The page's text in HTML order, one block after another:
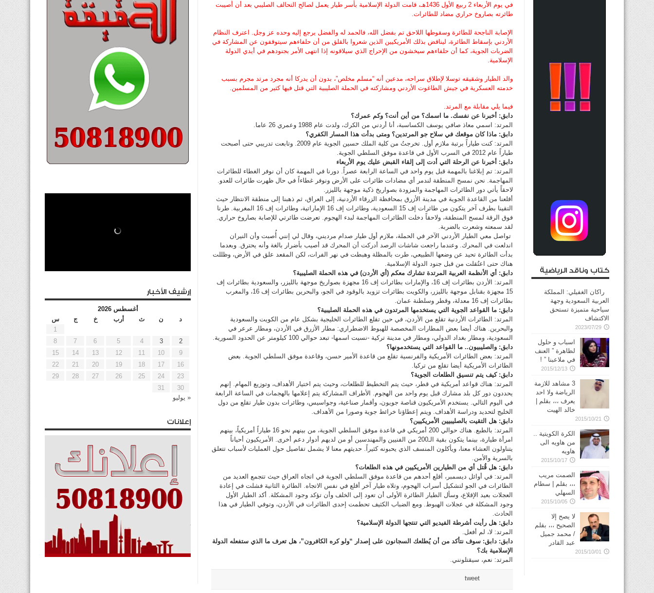
في يوم الأربعاء 2 ربيع الأول 1436هـ، قامت الدولة الإسلامية بأسر طيار يعمل لصالح التحالف الصليبي بعد أن أُصيبت
طائرته بصاروخ حراري مضاد للطائرات.
الإصابة الناجحة للطائرة وسقوطها اللاحق تم بفضل الله، فالحمد له والفضل يرجع إليه وحده عز وجل. اعترف النظام
الأردني بإسقاط الطائرة، ليناقض بذلك الأمريكيين الذين شعروا بالقلق من أن حلفاءهم سيتوقفون عن المشاركة في
الضربات الجوية، كما أن حلفاءهم سيخشون من الإحراج الذي سيلاقونه إذا انتهى الأمر بجنودهم في أيدي الدولة
الإسلامية.
والد الطيار وشقيقه توسلا لإطلاق سراحه، مدعين أنه “مسلم مخلص”، بدون أن يدركا أنه مجرد مرتد مجرم بسبب
خدمته العسكرية في جيش الطاغوت الأردني ومشاركته في الحملة الصليبية التي قتل فيها كثير من المسلمين.
فيما يلي مقابلة مع المرتد.
دابق: أخبرنا عن نفسك. ما اسمك؟ من أين أنت؟ وكم عمرك؟
المرتد: اسمي معاذ صافي يوسف الكساسبة، أنا أردني من الكرك، ولدت عام 1988 وعمري 26 عاما.
دابق: ماذا كان موقعك في سلاح جو المرتدين؟ ومتى بدأت هذا المسار الكفري؟
المرتد: كنت طياراً برتبة ملازم أول. تخرجتُ من كلية الملك حسين الجوية عام 2009. وتابعت تدريبي حتى أصبحت
طياراً عام 2012 في السرب الأول في قاعدة موفق السلطي الجوية.
دابق: أخبرنا عن الرحلة التي أدت إلى إلقاء القبض عليك يوم الأربعاء
المرتد: تم إبلاغنا بالمهمة قبل يوم واحد في الساعة الرابعة عصراً. دورنا في المهمة كان أن نوفر الغطاء للطائرات
المهاجمة. نحن نمسح المنطقة لندمر أي مضادات طائرات على الأرض ونوفر غطاءاً في حال ظهرت طائرات للعدو.
لاحقاً يأتي دور الطائرات المهاجمة والمزودة بصواريخ ذكية موجهة بالليزر.
أقلعنا من القاعدة الجوية في مدينة الأزرق بمحافظة الزرقاء الأردنية، إلى العراق، ثم ذهبنا إلى منطقة الانتظار حيث
التقينا بطرف آخر يتكون من طائرات إف 15 السعودية، وطائرات إف 16 الإماراتية، وطائرات إف 16 المغربية. طرنا
فوق الرقة لمسح المنطقة، ولاحقاً دخلت الطائرات المهاجمة لبدء الهجوم. تعرضت طائرتي للإصابة بصاروخ حراري.
لقد سمعته وشعرت بالضربة.
تواصل معي الطيار الأردني الآخر في الحملة، ملازم أول طيار صدام مرديني، وقال لي إنني أُصبت وأن النيران
اندلعت في المحرك. وعندما راجعت شاشات الرصد أدركت أن المحرك قد أصيب بأضرار بالغة وأنه يحترق. وبعدما
بدأت الطائرة تحيد عن وضعها الطبيعي، طرت بالمظلة وهبطت في نهر الفرات، لكن المقعد علق في الأرض، وظللت
هناك حتى اعتُقلت من قبل جنود الدولة الإسلامية.
دابق: أي الأنظمة العربية المرتدة تشارك معكم (أي الأردن) في هذه الحملة الصليبية؟
المرتد: الأردن بطائرات إف 16، والإمارات بطائرات إف 16 مجهزة بصواريخ موجهة بالليزر، والسعودية بطائرات إف
15 مجهزة بقنابل موجهة بالليزر، والكويت بطائرات تزويد بالوقود في الجو، والبحرين بطائرات إف 16، والمغرب
بطائرات إف 16 معدلة، وقطر وسلطنة عمان.
دابق: ما القواعد الجوية التي يستخدمها المرتدون في هذه الحملة الصليبية؟
المرتد: الطائرات الأردنية تقلع من الأردن، في حين تقلع الطائرات الخليجية بشكل عام من الكويت والسعودية
والبحرين. هناك أيضا بعض المطارات المخصصة للهبوط الاضطراري: مطار الأزرق في الأردن، ومطار عرعر في
السعودية، ومطار بغداد الدولي، ومطار في مدينة تركية -نسيت اسمها- تبعد حوالي 100 كيلومتر عن الحدود السورية.
دابق: والصليبيون.. ما القواعد التي يستخدمونها؟
المرتد: بعض الطائرات الأمريكية والفرنسية تقلع من قاعدة الأمير حسن، وقاعدة موفق السلطي الجوية. بعض
الطائرات الأمريكية أيضا تقلع من تركيا.
دابق: كيف يتم تنسيق الطلعات الجوية؟
المرتد: هناك قواعد أمريكية في قطر، حيث يتم التخطيط للطلعات، وحيث يتم اختيار الأهداف، وتوزيع المهام. إنهم
يحددون دور كل بلد مشارك قبل يوم واحد من الهجوم. الأطراف المشاركة يتم إعلامها بالهجمات في الساعة الرابعة
في اليوم التالي. يستخدم الأمريكيون قناصة جويون، وأقمار صناعية، وجواسيس، وطائرات بدون طيار تقلع من دول
الخليج لتحديد ودراسة الأهداف. ويتم إعطاؤنا خرائط جوية وصورا من الأهداف.
دابق: هل التقيت بالصليبيين الأمريكيين؟
المرتد: بالطبع. هناك حوالي 200 أمريكي في قاعدة موفق السلطي الجوية، من بينهم نحو 16 طياراً أمريكياً، بينهم
امرأة طيارة، بينما يتكون بقية الـ200 من الفنيين والمهندسين أو من لديهم أدوار دعم أخرى. الأمريكيون أحياناً
يتناولون العشاء معنا، ويأكلون المنسف الذي يحبونه كثيراً. حديثهم معنا لا يشمل تفاصيل حول العمليات لأسباب تتعلق
بالسرية والأمن.
دابق: هل قُتل أي من الطيارين الأمريكيين في هذه الطلعات؟
المرتد: في أوائل ديسمبر، أقلع أحدهم من قاعدة موفق السلطي الجوية في اتجاه العراق حيث تتجمع العديد من
الطائرات في الجو لتشكيل أسراب الهجوم، وتلاه طيار آخر أقلع في نفس الاتجاه. الطائرة الثانية فشلت في إعادة
العجلات بعيد الإقلاع، وسأل الطيار الطائرة الأولى أن تعود إلى الخلف وأن تؤكد وجود المشكلة. أكد الطيار الأول
وجود المشكلة في عجلات الهبوط. ومع الضباب الكثيف تحطمت إحدى الطائرات في الأردن، وتوفي الطيار في هذا
الحادث.
دابق: هل رأيت أشرطة الفيديو التي تنتجها الدولة الإسلامية؟
المرتد: لا، لم أفعل.
دابق: دابق: سوف نتأكد من أن يُطلعك السجانون على إصدار “ولو كره الكافرون”، هل تعرف ما الذي ستفعله الدولة
الإسلامية بك؟
المرتد: نعم، سيقتلونني.
tweet
كتاب وناقد الرياضية
راكان الغفيلي: المملكة
العربية السعودية وجهة
سياحية متميزة تستحق
الاكتشاف
2023/07/29
اسباب و حلول
لظاهرة ” العنف
في ملاعبنا ” !
2015/12/13
3 مشاهد للازمة
الرياضة ولا احد
يعرف ،،، بقلم |
خالد الهيت
2015/10/21
الكرة الكويتية ..
من هاويه الى
هاويه
2015/10/17
الصمت مريب
،،، بقلم | سطام
السهلي
2015/10/05
لا يصح إلا
الصحيح ،،، بقلم
/ محمد جميل
عبد القادر
2015/10/01
إرشيف الأخبار
أغسطس 2026
د
ن ث أرب خ ج
س
1
2
3
4
5
6
7
8
9
10
11
12
13
14
15
16
17
18
19
20
21
22
23
24
25
26
27
28
29
30
31
« يوليو
إعلانات